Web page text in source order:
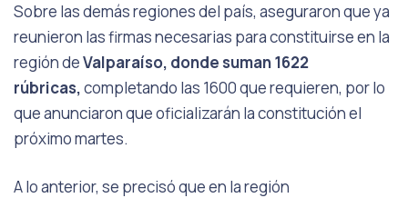
Sobre las demás regiones del país, aseguraron que ya
reunieron las firmas necesarias para constituirse en la
región deValparaíso, donde suman 1622
rúbricas,completando las 1600 que requieren, por lo
que anunciaron que oficializarán la constitución el
próximo martes.
A lo anterior, se precisó que en la región